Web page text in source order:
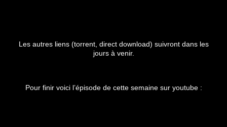
Les autres liens (torrent, direct download) suivront dans les
jours à venir.
Pour finir voici l’épisode de cette semaine sur youtube :